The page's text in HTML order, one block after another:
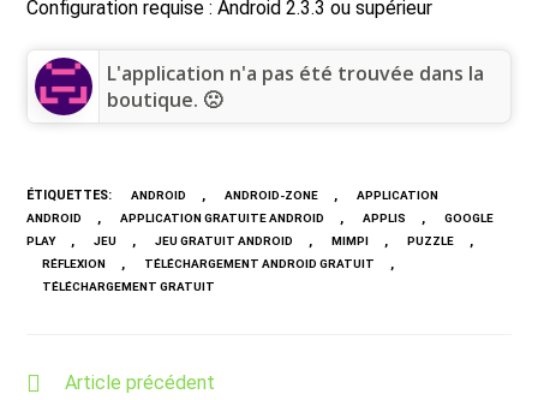
Configuration requise : Android 2.3.3 ou supérieur
L'application n'a pas été trouvée dans la
boutique. 🙁
ÉTIQUETTES: ANDROID , ANDROID-ZONE ,
APPLICATION
ANDROID
, APPLICATION GRATUITE ANDROID , APPLIS ,
GOOGLE
PLAY
, JEU , JEU GRATUIT ANDROID , MIMPI , PUZZLE ,
RÉFLEXION , TÉLÉCHARGEMENT ANDROID GRATUIT ,
TÉLÉCHARGEMENT GRATUIT
Read Article précédent